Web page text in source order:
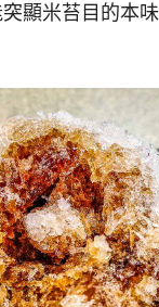
顯米苔目的本